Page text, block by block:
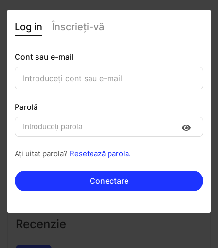
Alexia Știrbu
Urmăriți Salvați în PDF
Invitați Mesaj
Recenzie
Log in Înscrieți-vă
Cont sau e-mail
Parolă
Ați uitat parola? Resetează parola.
Conectare